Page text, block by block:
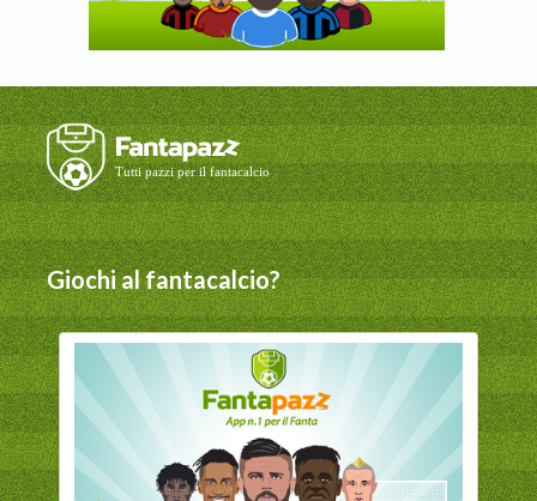
Giochi al fantacalcio?